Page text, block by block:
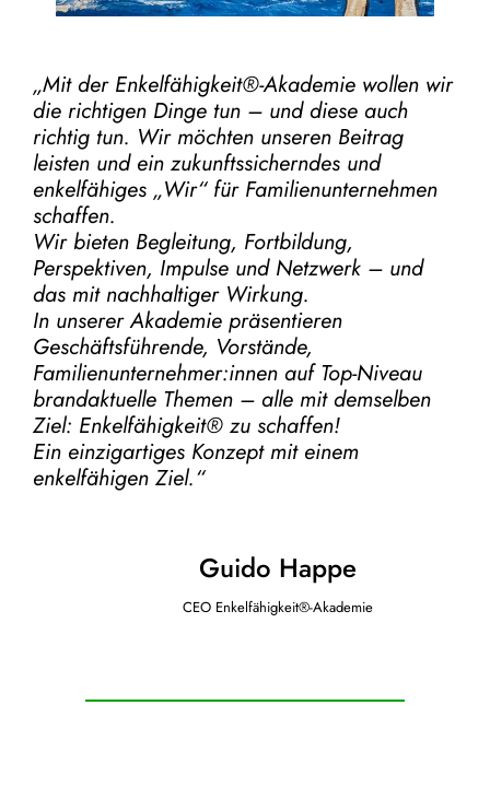
„Mit der Enkelfähigkeit®-Akademiewollen wir
die richtigen Dinge tun – und diese auch
richtig tun. Wir möchten unseren Beitrag
leisten und ein zukunftssicherndes und
enkelfähiges „Wir“ für Familienunternehmen
schaffen.
Wir bieten Begleitung, Fortbildung,
Perspektiven, Impulse und Netzwerk – und
das mit nachhaltiger Wirkung.
In unserer Akademie präsentieren
Geschäftsführende, Vorstände,
Familienunternehmer:innen auf Top-Niveau
brandaktuelle Themen – alle mit demselben
Ziel: Enkelfähigkeit® zu schaffen!
Ein einzigartiges Konzept mit einem
enkelfähigen Ziel.“
Guido Happe
CEO Enkelfähigkeit®-Akademie